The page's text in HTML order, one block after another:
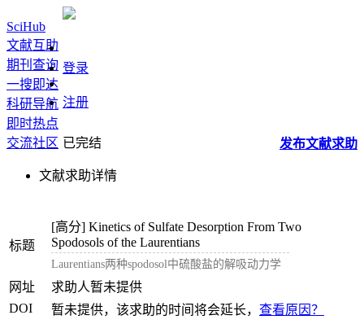
SciHub
文献互助
期刊查询
一搜即达
科研导航
即时热点
交流社区
登录
注册
发布文献求助
已完结
文献求助详情
标题
[高分] Kinetics of Sulfate Desorption From Two
Spodosols of the Laurentians
Laurentians两种spodosol中硫酸盐的解吸动力学
网址
求助人暂未提供
DOI
暂未提供，该求助的时间将会延长， 查看原因？